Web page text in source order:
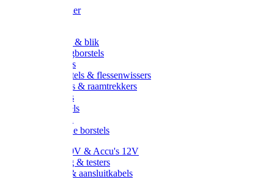
Schuurpapier
Handveger & blik
Voetenveegborstels
Handvegers
Afwasborstels & flessenwissers
Wasborstels & raamtrekkers
Tonborstels
Werkborstels
Hygienische borstels
Batterijen 9V & Accu's 12V
Beveiliging & testers
Kabelsets & aansluitkabels